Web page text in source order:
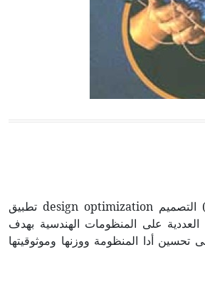
إفراز حيواني يتكون في البحر ويتركب
وهو أحمر أو شديد الحمرة وهو
بكبر الحجم ويسمى الش
يُقصد بأمثَلَة (استمثال) التصميم design optimization تطبيق
العددية على المنظومات الهندسية بهدف
أدا المنظومة ووزنها وموثوقيتها